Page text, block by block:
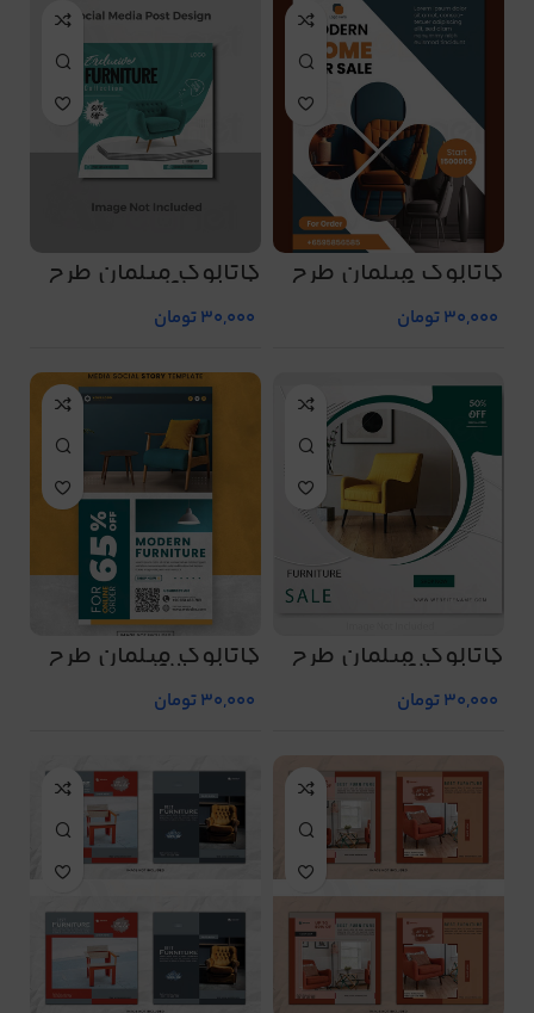
کاتالوگ مبلمان طرح
شماره 40
30,000تومان
کاتالوگ مبلمان طرح
شماره 41
30,000تومان
کاتالوگ مبلمان طرح
شماره 42
30,000تومان
کاتالوگ مبلمان طرح
شماره 43
30,000تومان